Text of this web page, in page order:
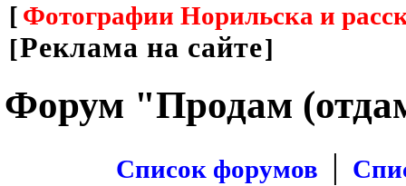
[ Фотографии Норильска и
[Реклама на сайте]
Форум "Продам
Список форумов |